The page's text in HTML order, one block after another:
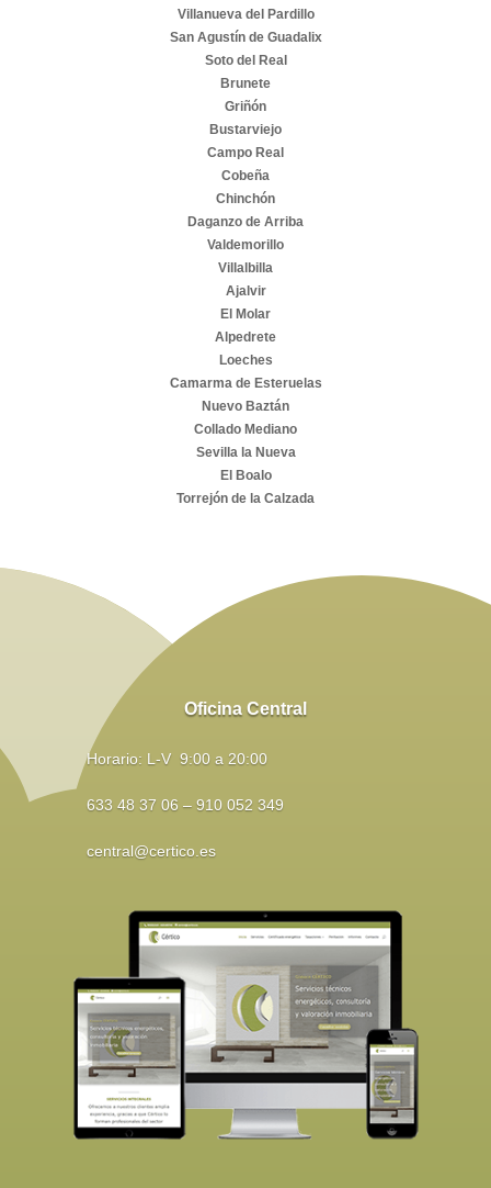
Villanueva del Pardillo
San Agustín de Guadalix
Soto del Real
Brunete
Griñón
Bustarviejo
Campo Real
Cobeña
Chinchón
Daganzo de Arriba
Valdemorillo
Villalbilla
Ajalvir
El Molar
Alpedrete
Loeches
Camarma de Esteruelas
Nuevo Baztán
Collado Mediano
Sevilla la Nueva
El Boalo
Torrejón de la Calzada
Oficina Central
Horario: L-V 9:00 a 20:00
633 48 37 06 – 910 052 349
central@certico.es